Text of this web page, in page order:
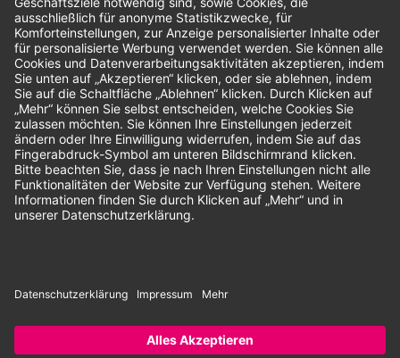
Unsere Zahlungsarten:
Rechnung SEPA-Lastschrift Vorkasse